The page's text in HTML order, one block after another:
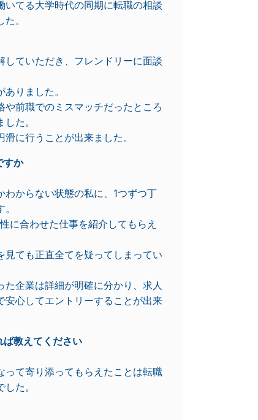
てる大学時代の同期に転職の相談
。
ていただき、フレンドリーに面談
りました。
前職でのミスマッチだったところ
た。
に行うことが出来ました。
すか
からない状態の私に、1つずつ丁
に合わせた仕事を紹介してもらえ
ても正直全てを疑ってしまってい
企業は詳細が明確に分かり、求人
安心してエントリーすることが出来
教えてください
て寄り添ってもらえたことは転職
た。